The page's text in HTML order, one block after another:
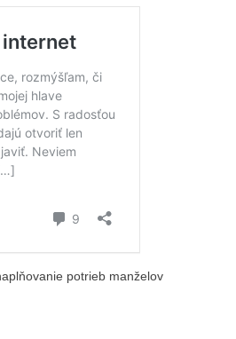
potrieb manželov